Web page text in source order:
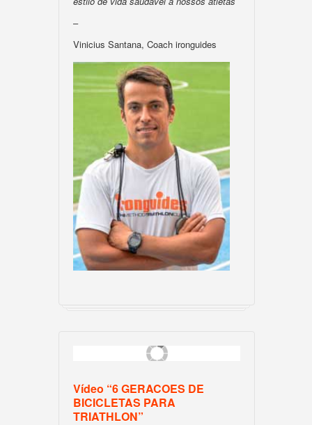
–
Vinicius Santana, Coach ironguides
Vídeo “6 GERACOES DE
BICICLETAS PARA
TRIATHLON”